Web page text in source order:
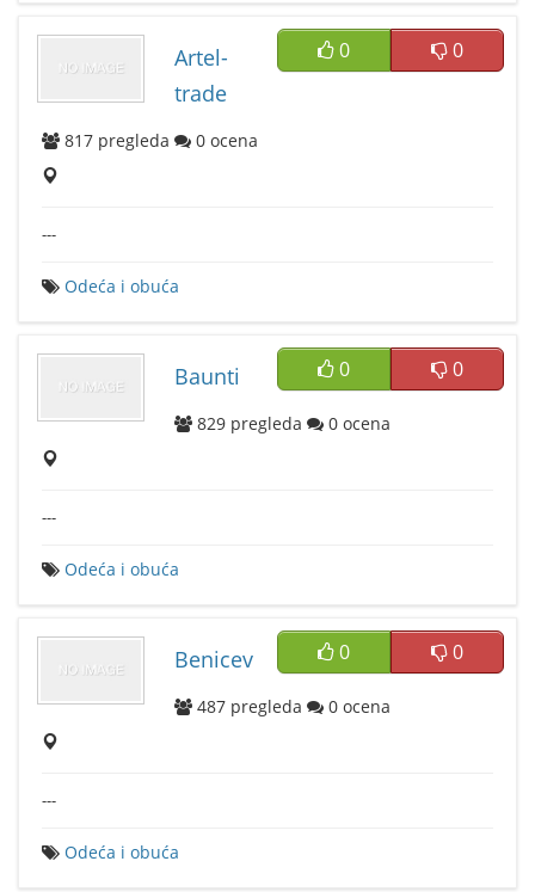
0 0
Artel-
trade
817 pregleda 0 ocena
---
Odeća i obuća
0 0
Baunti
829 pregleda 0 ocena
---
Odeća i obuća
0 0
Benicev
487 pregleda 0 ocena
---
Odeća i obuća